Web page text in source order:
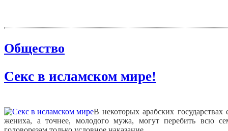
Общество
Секс в исламском мире!
В некоторых арабских
жениха, а точнее, молодого мужа, могут перебить всю